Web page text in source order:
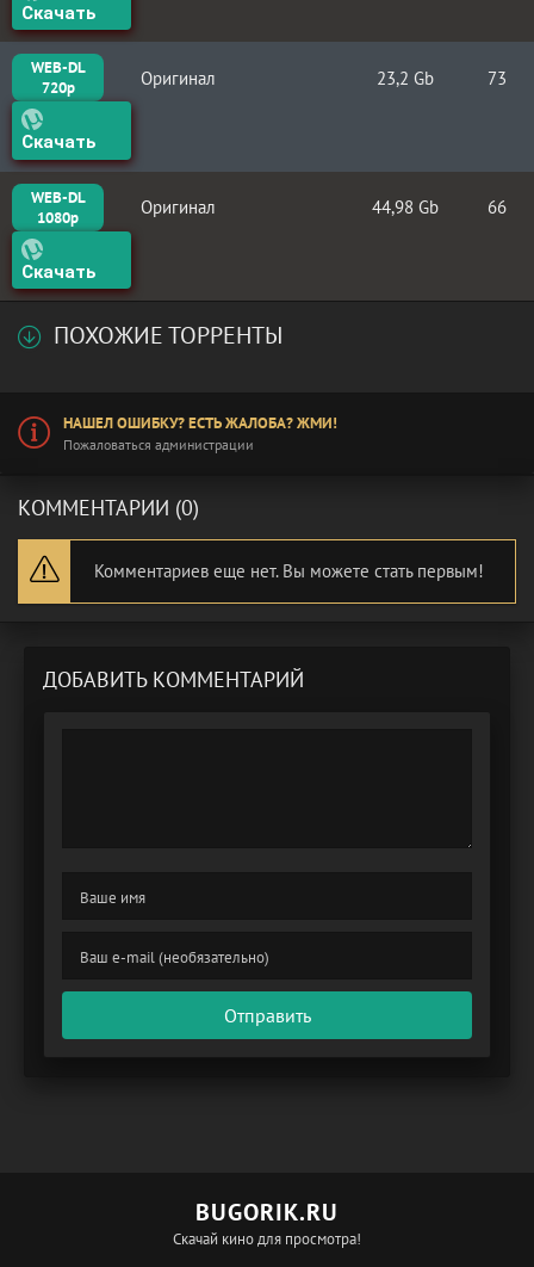
Скачать
WEB-DL
720p
Оригинал 23,2 Gb 73
Скачать
WEB-DL
1080p
Оригинал 44,98 Gb 66
Скачать
ПОХОЖИЕ ТОРРЕНТЫ
НАШЕЛ ОШИБКУ? ЕСТЬ ЖАЛОБА? ЖМИ!
Пожаловаться администрации
КОММЕНТАРИИ (0)
Комментариев еще нет. Вы можете стать первым!
ДОБАВИТЬ КОММЕНТАРИЙ
Отправить
BUGORIK.RU
Скачай кино для просмотра!